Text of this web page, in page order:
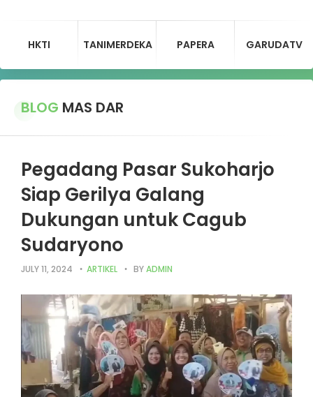
HKTI TANIMERDEKA PAPERA GARUDATV
BLOG MAS DAR
Pegadang Pasar Sukoharjo
Siap Gerilya Galang
Dukungan untuk Cagub
Sudaryono
JULY 11, 2024 ARTIKEL BYADMIN